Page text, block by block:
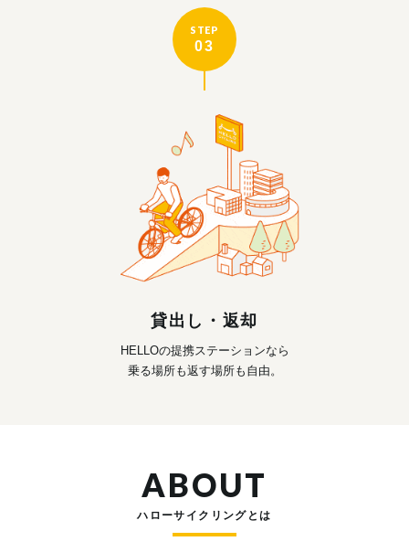
STEP
03
貸出し・返却
HELLOの提携ステーションなら
乗る場所も返す場所も自由。
ABOUT
ハローサイクリングとは